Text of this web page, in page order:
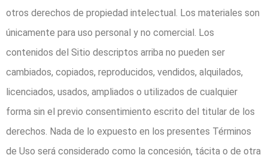
otros derechos de propiedad intelectual. Los materiales son
únicamente para uso personal y no comercial. Los
contenidos del Sitio descriptos arriba no pueden ser
cambiados, copiados, reproducidos, vendidos, alquilados,
licenciados, usados, ampliados o utilizados de cualquier
forma sin el previo consentimiento escrito del titular de los
derechos. Nada de lo expuesto en los presentes Términos
de Uso será considerado como la concesión, tácita o de otra